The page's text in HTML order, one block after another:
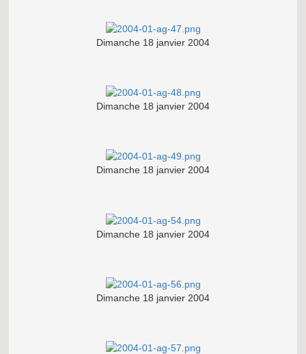
Dimanche 18 janvier 2004
Dimanche 18 janvier 2004
Dimanche 18 janvier 2004
Dimanche 18 janvier 2004
Dimanche 18 janvier 2004